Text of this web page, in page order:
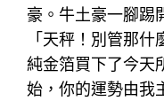
豪。牛土豪一腳踢
「天秤！別管那
純金箔買下了今天
始，你的運勢由我